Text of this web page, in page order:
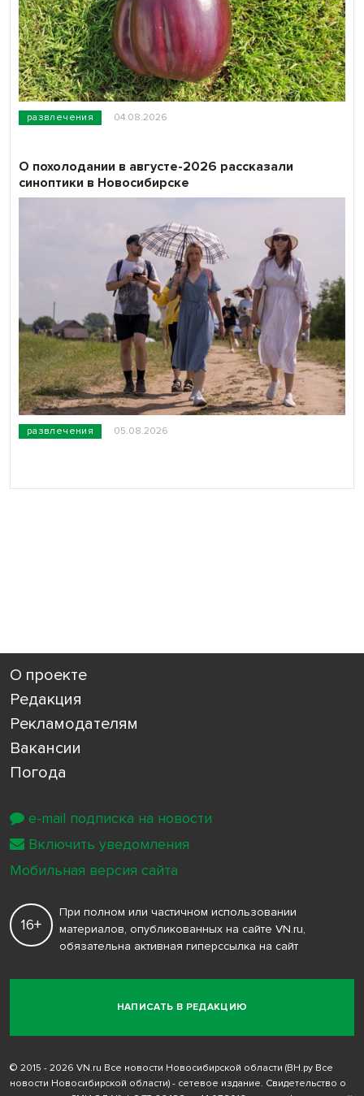
развлечения 04.08.2026
развлечения 05.08.2026
О похолодании в августе-2026 рассказали
синоптики в Новосибирске
О проекте
Редакция
Рекламодателям
Вакансии
Погода
НАПИСАТЬ В РЕДАКЦИЮ
16+
При полном или частичном использовании
материалов, опубликованных на сайте VN.ru,
обязательна активная гиперссылка на сайт
© 2015 - 2026 VN.ru Все новости Новосибирской области (ВН.ру Все
новости Новосибирской области) - сетевое издание. Свидетельство о
e-mail подписка на новости
Включить уведомления
Мобильная версия сайта